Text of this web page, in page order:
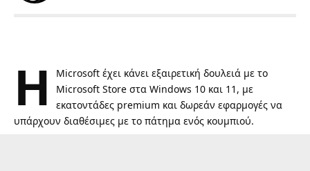
Η Microsoft έχει κάνει εξαιρετική δουλειά με το
Microsoft Store στα Windows 10 και 11 , με
εκατοντάδες premium και δωρεάν εφαρμογές να
υπάρχουν διαθέσιμες με το πάτημα ενός κουμπιού.